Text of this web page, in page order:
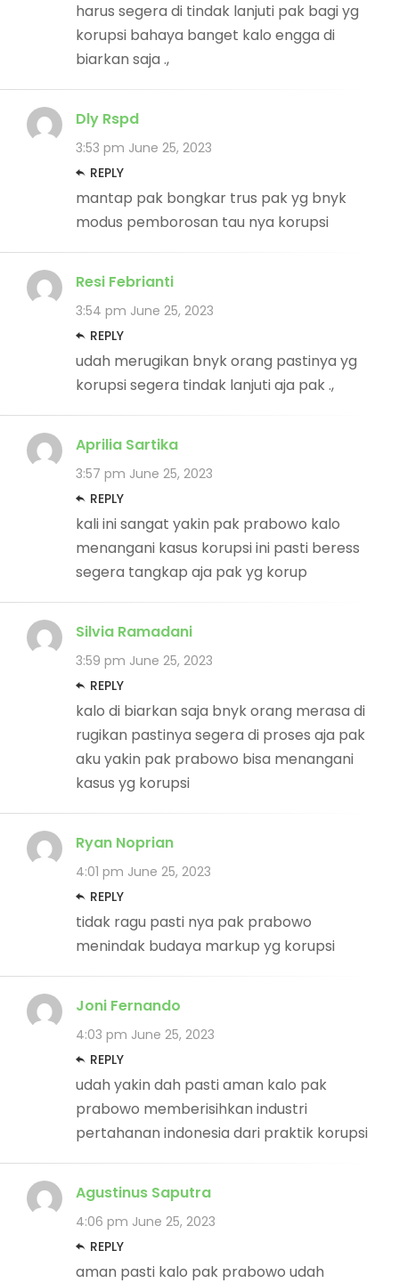
harus segera di tindak lanjuti pak bagi yg
korupsi bahaya banget kalo engga di
biarkan saja .,
Dly Rspd
3:53 pm June 25, 2023
REPLY
mantap pak bongkar trus pak yg bnyk
modus pemborosan tau nya korupsi
Resi Febrianti
3:54 pm June 25, 2023
REPLY
udah merugikan bnyk orang pastinya yg
korupsi segera tindak lanjuti aja pak .,
Aprilia Sartika
3:57 pm June 25, 2023
REPLY
kali ini sangat yakin pak prabowo kalo
menangani kasus korupsi ini pasti beress
segera tangkap aja pak yg korup
Silvia Ramadani
3:59 pm June 25, 2023
REPLY
kalo di biarkan saja bnyk orang merasa di
rugikan pastinya segera di proses aja pak
aku yakin pak prabowo bisa menangani
kasus yg korupsi
Ryan Noprian
4:01 pm June 25, 2023
REPLY
tidak ragu pasti nya pak prabowo
menindak budaya markup yg korupsi
Joni Fernando
4:03 pm June 25, 2023
REPLY
udah yakin dah pasti aman kalo pak
prabowo memberisihkan industri
pertahanan indonesia dari praktik korupsi
Agustinus Saputra
4:06 pm June 25, 2023
REPLY
aman pasti kalo pak prabowo udah